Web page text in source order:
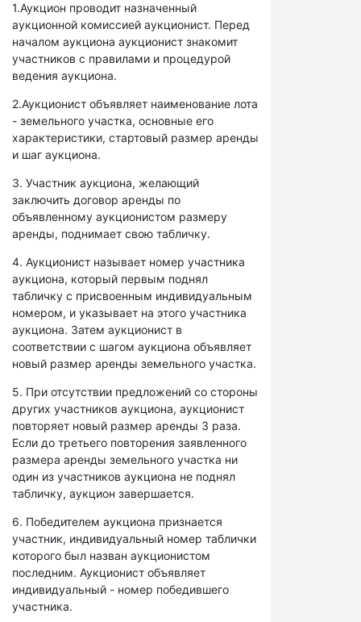
1.Аукцион проводит назначенный
аукционной комиссией аукционист. Перед
началом аукциона аукционист знакомит
участников с правилами и процедурой
ведения аукциона.
2.Аукционист объявляет наименование лота
- земельного участка, основные его
характеристики, стартовый размер аренды
и шаг аукциона.
3. Участник аукциона, желающий
заключить договор аренды по
объявленному аукционистом размеру
аренды, поднимает свою табличку.
4. Аукционист называет номер участника
аукциона, который первым поднял
табличку с присвоенным индивидуальным
номером, и указывает на этого участника
аукциона. Затем аукционист в
соответствии с шагом аукциона объявляет
новый размер аренды земельного участка.
5. При отсутствии предложений со стороны
других участников аукциона, аукционист
повторяет новый размер аренды 3 раза.
Если до третьего повторения заявленного
размера аренды земельного участка ни
один из участников аукциона не поднял
табличку, аукцион завершается.
6. Победителем аукциона признается
участник, индивидуальный номер таблички
которого был назван аукционистом
последним. Аукционист объявляет
индивидуальный - номер победившего
участника.